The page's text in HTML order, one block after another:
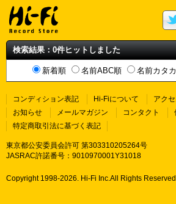
検索結果：0件ヒットしました
新着順 名前ABC順 名前カタ
コンディション表記 Hi-Fiについて アクセ
お知らせ
メールマガジン コンタクト
特定商取引法に基づく表記
東京都公安委員会許可 第303310205264号
JASRAC許諾番号：9010970001Y31018
Copyright 1998-2026. Hi-Fi Inc.All Rights Reserved.